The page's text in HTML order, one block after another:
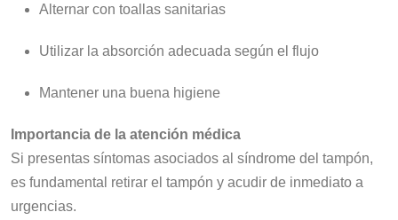
Alternar con toallas sanitarias
Utilizar la absorción adecuada según el flujo
Mantener una buena higiene
Importancia de la atención médica
Si presentas síntomas asociados al síndrome del tampón,
es fundamental retirar el tampón y acudir de inmediato a
urgencias.